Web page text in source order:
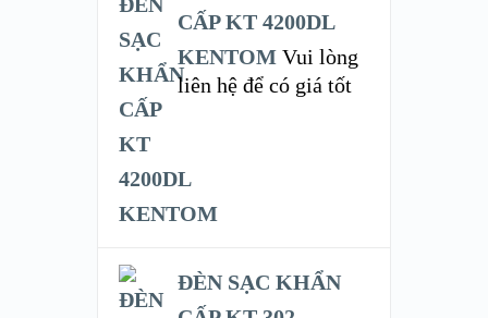
CẤP KT 4200DL
KENTOM Vui lòng
liên hệ để có giá tốt
ĐÈN SẠC KHẨN